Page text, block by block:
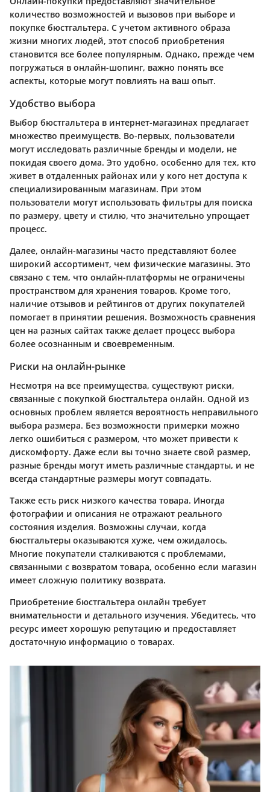
количество возможностей и вызовов при выборе и
покупке бюстгальтера. С учетом активного образа
жизни многих людей, этот способ приобретения
становится все более популярным. Однако, прежде чем
погружаться в онлайн-шопинг, важно понять все
аспекты, которые могут повлиять на ваш опыт.
Удобство выбора
Выбор бюстгальтера в интернет-магазинах предлагает
множество преимуществ. Во-первых, пользователи
могут исследовать различные бренды и модели, не
покидая своего дома. Это удобно, особенно для тех, кто
живет в отдаленных районах или у кого нет доступа к
специализированным магазинам. При этом
пользователи могут использовать фильтры для поиска
по размеру, цвету и стилю, что значительно упрощает
процесс.
Далее, онлайн-магазины часто представляют более
широкий ассортимент, чем физические магазины. Это
связано с тем, что онлайн-платформы не ограничены
пространством для хранения товаров. Кроме того,
наличие отзывов и рейтингов от других покупателей
помогает в принятии решения. Возможность сравнения
цен на разных сайтах также делает процесс выбора
более осознанным и своевременным.
Риски на онлайн-рынке
Несмотря на все преимущества, существуют риски,
связанные с покупкой бюстгальтера онлайн. Одной из
основных проблем является вероятность неправильного
выбора размера. Без возможности примерки можно
легко ошибиться с размером, что может привести к
дискомфорту. Даже если вы точно знаете свой размер,
разные бренды могут иметь различные стандарты, и не
всегда стандартные размеры могут совпадать.
Также есть риск низкого качества товара. Иногда
фотографии и описания не отражают реального
состояния изделия. Возможны случаи, когда
бюстгальтеры оказываются хуже, чем ожидалось.
Многие покупатели сталкиваются с проблемами,
связанными с возвратом товара, особенно если магазин
имеет сложную политику возврата.
Приобретение бюстгальтера онлайн требует
внимательности и детального изучения. Убедитесь, что
ресурс имеет хорошую репутацию и предоставляет
достаточную информацию о товарах.